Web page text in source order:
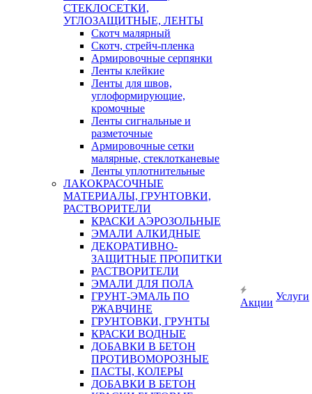
СТЕКЛОСЕТКИ,
УГЛОЗАЩИТНЫЕ, ЛЕНТЫ
Скотч малярный
Скотч, стрейч-пленка
Армировочные серпянки
Ленты клейкие
Ленты для швов,
углоформирующие,
кромочные
Ленты сигнальные и
разметочные
Армировочные сетки
малярные, стеклотканевые
Ленты уплотнительные
ЛАКОКРАСОЧНЫЕ
МАТЕРИАЛЫ, ГРУНТОВКИ,
РАСТВОРИТЕЛИ
КРАСКИ АЭРОЗОЛЬНЫЕ
ЭМАЛИ АЛКИДНЫЕ
ДЕКОРАТИВНО-
ЗАЩИТНЫЕ ПРОПИТКИ
РАСТВОРИТЕЛИ
ЭМАЛИ ДЛЯ ПОЛА
ГРУНТ-ЭМАЛЬ ПО
РЖАВЧИНЕ
ГРУНТОВКИ, ГРУНТЫ
КРАСКИ ВОДНЫЕ
ДОБАВКИ В БЕТОН
ПРОТИВОМОРОЗНЫЕ
ПАСТЫ, КОЛЕРЫ
ДОБАВКИ В БЕТОН
Акции
Услуги